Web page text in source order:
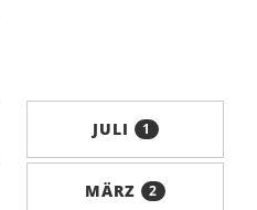
JULI 1
MÄRZ 2